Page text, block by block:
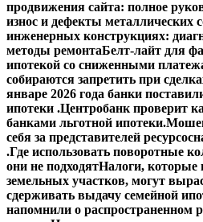
продвижения сайта: полное
износ и дефекты металлических
инженерных конструкциях:
методы ремонтаБелт-лайт для
ипотекой со сниженными
собираются запретить при
январе 2026 года банки
ипотеки .Центробанк проверит
банками льготной ипотеки.
себя за представителей
.Где использовать поворотные
они не подходятНалоги, которые
земельных участков, могут
сдерживать выдачу семейной
напомнили о распространенном